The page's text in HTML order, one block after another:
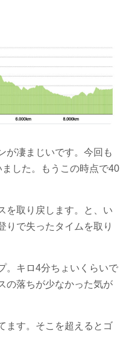
が凄まじいです。今回も
した。もうこの時点で40
を取り戻します。と、い
りで失ったタイムを取り
。キロ4分ちょいくらいで
の落ちが少なかった気が
ます。そこを超えるとゴ